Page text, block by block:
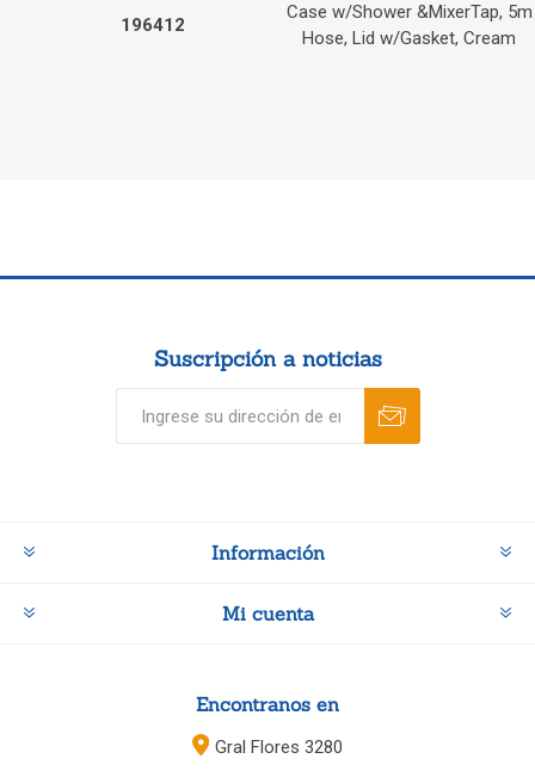
196412
Case w/Shower &MixerTap, 5m
Hose, Lid w/Gasket, Cream
Suscripción a noticias
Información
Mi cuenta
Encontranos en
Gral Flores 3280